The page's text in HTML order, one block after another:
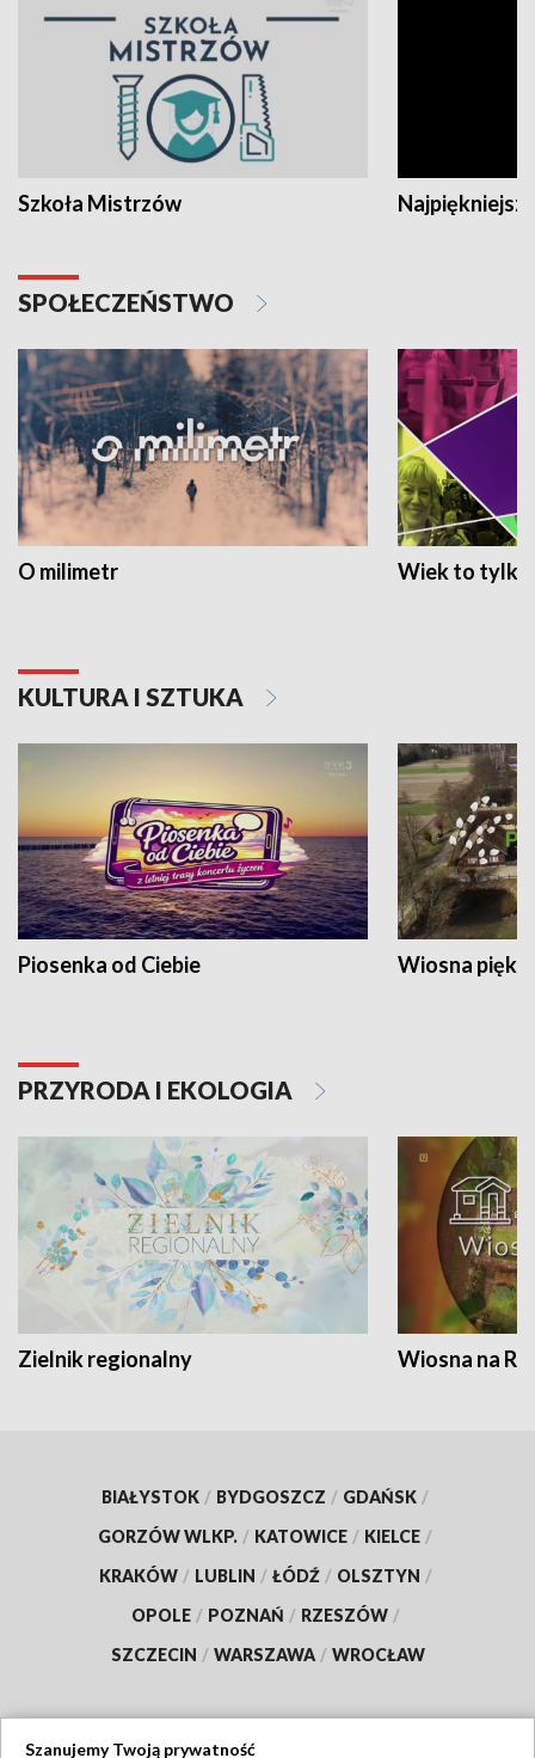
Szkoła Mistrzów
SPOŁECZEŃSTWO
O milimetr Wiek to tylko
KULTURA I SZTUKA
Piosenka od Ciebie Wiosna
PRZYRODA I EKOLOGIA
Zielnik regionalny Wiosna na
BIAŁYSTOK / BYDGOSZCZ / GDAŃSK /
GORZÓW WLKP. / KATOWICE / KIELCE /
KRAKÓW / LUBLIN / ŁÓDŹ / OLSZTYN /
OPOLE / POZNAŃ / RZESZÓW /
SZCZECIN / WARSZAWA / WROCŁAW
Szanujemy Twoją prywatność